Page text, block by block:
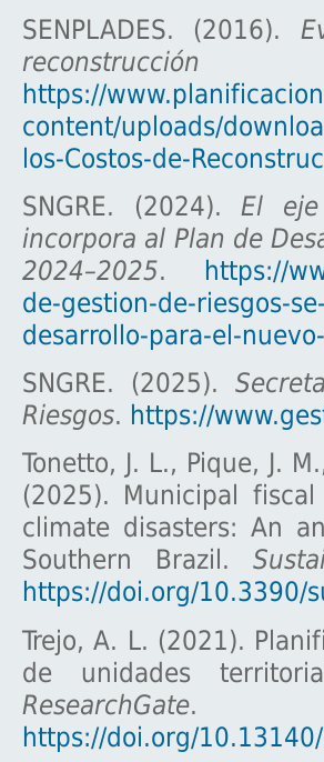
SENPLADES. (2016).
https://
content/uploads/
los-Costos-de-
SNGRE. (2024).El
incorpora al Plan de
2024–2025.
https://
de-gestion-de-riesgos-
desarrollo-para-el-
SNGRE. (2025).
Riesgos. https://
Tonetto, J. L., Pique, J.
(2025). Municipal
climate disasters: An
Southern Brazil.
https://doi.org/10.3390/
Trejo, A. L. (2021).
de unidades
ResearchGate.
https://doi.org/